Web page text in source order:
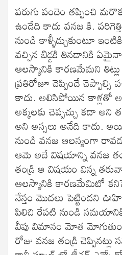
పరుగు పందెం తప్పించి
ఉండేది కాదు వనజ కి.
నుండి కాళ్ళీడ్చుకుంటూ
వచ్చిన బిడ్డకి తినడానికి
ఆలస్యానికి కారణమేమని
ప్రతిరోజూ చెప్పిందే చెప్పాల్సి
కాదు. అలిసిపోయిన కాళ్లతో
అక్కలకు చెప్పచ్చు కదా అని
అని అస్సలు అనేది కాదు.
నుండి వనజ ఆలస్యంగా
ఆమె అదే విషయాన్ని వనజ
తండ్రి ఆ విషయం విన్న
ఆలస్యానికి కారణమేమిటో
నేస్తం మొదలు పెట్టిందని
పిలిచి రేపటి నుండి
వీపు విమానం మోత
రోజు వనజ తండ్రి